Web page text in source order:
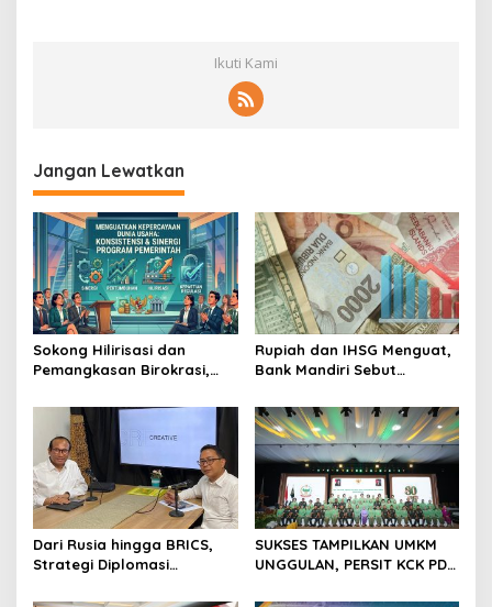
Ikuti Kami
Jangan Lewatkan
Sokong Hilirisasi dan
Pemangkasan Birokrasi,
Domestik Akan Lebih
Bernilai
Rupiah dan IHSG Menguat,
Bank Mandiri Sebut
Membaik
Dari Rusia hingga BRICS,
Strategi Diplomasi
Energi Nasional
SUKSES TAMPILKAN UMKM
UNGGULAN, PERSIT KCK PD
PAMERAN NASIONAL “PERSIT